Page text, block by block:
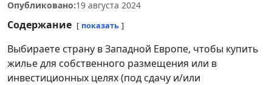
Опубликовано:19 августа 2024
Содержание показать
Выбираете страну в Западной Европе, чтобы купить
жилье для собственного размещения или в
инвестиционных целях (под сдачу и/или